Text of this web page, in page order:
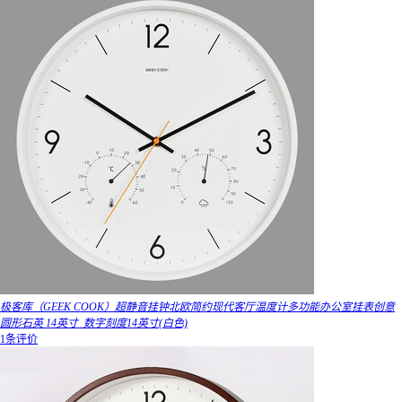
极客库（GEEK COOK）超静音挂钟北欧简约现代客厅温度计多功能办公室挂表创意
圆形石英 14英寸_数字刻度14英寸(白色)
1条评价